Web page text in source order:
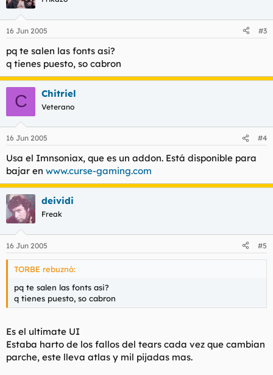
16 Jun 2005 #3
pq te salen las fonts asi?
q tienes puesto, so cabron
C Chitriel
Veterano
16 Jun 2005 #4
Usa el Imnsoniax, que es un addon. Está disponible para
bajar en www.curse-gaming.com
deividi
Freak
16 Jun 2005 #5
TORBE rebuznó:
pq te salen las fonts asi?
q tienes puesto, so cabron
Es el ultimate UI
Estaba harto de los fallos del tears cada vez que cambian
parche, este lleva atlas y mil pijadas mas.